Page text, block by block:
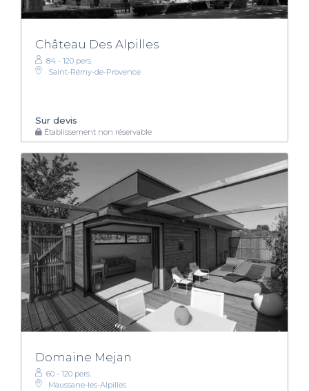
Château Des Alpilles
84 - 120 pers.
Saint-Rémy-de-Provence
Sur devis
Établissement non réservable
Domaine Mejan
60 - 120 pers.
Maussane-les-Alpilles